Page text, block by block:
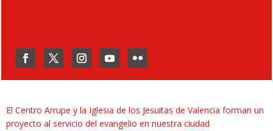
El Centro Arrupe y la Iglesia de los Jesuitas de Valencia forman un
proyecto al servicio del evangelio en nuestra ciudad